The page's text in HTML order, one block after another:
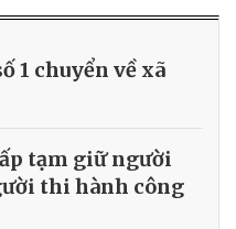
1 chuyển về xã
tạm giữ người
thi hành công